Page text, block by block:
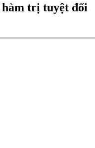
trị tuyệt đối